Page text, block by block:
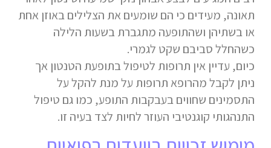
תאונה, מעידים כי הם שומעים את הצלילים באוזן אחת
או בשתיהן ושהתופעה מתגברת בשעות הלילה
כשהחלל סביבם שקט לגמרי.
כיום, עדיין אין תרופות לטיפול בתופעת הטנטון אך
ניתן לקבל מהרופא תרופות על מנת להקל על
התסמינים שחווים בעבקבות התופע, כמו גם טיפול
התנהגותי קוגנטיבי העוזר לחיות לצד בעיה זו.